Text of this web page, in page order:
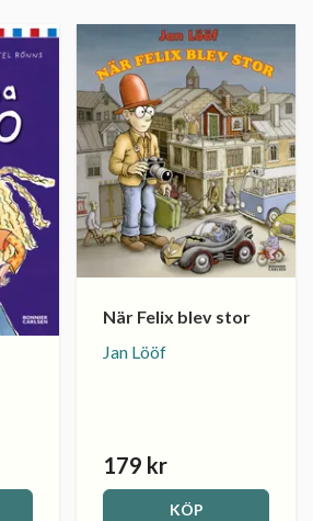
När Felix blev stor
Jan Lööf
179 kr
KÖP